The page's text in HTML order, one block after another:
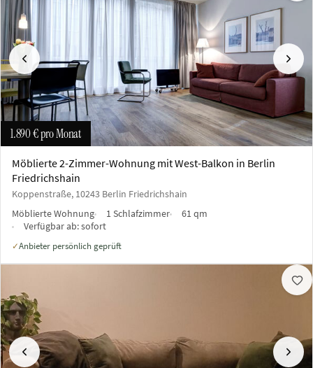
Vorherige
1.890 €pro Monat
Möblierte 2-Zimmer-Wohnung mit West-Balkon in Berlin
Friedrichshain
Koppenstraße, 10243 Berlin Friedrichshain
Möblierte Wohnung
1 Schlafzimmer
61 qm
Verfügbar ab:sofort
✓Anbieter persönlich geprüft
Vorherige